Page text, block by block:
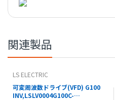
関連製品
LS ELECTRIC
可変周波数ドライブ(VFD) G100
INV,LSLV0004G100C-